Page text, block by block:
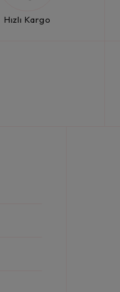
Hızlı Kargo